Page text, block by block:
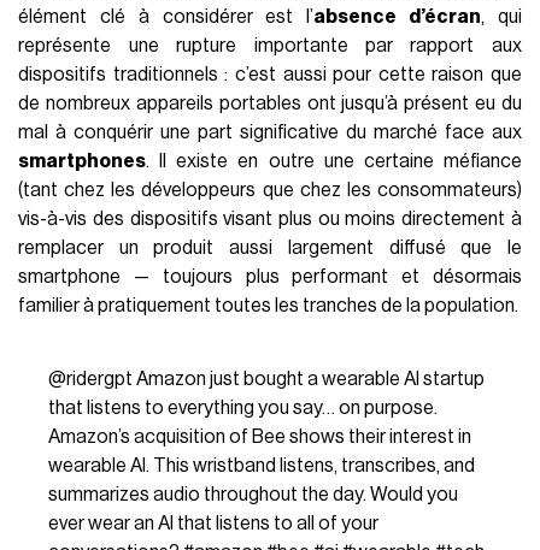
élément clé à considérer est l’absence d’écran, qui
représente une rupture importante par rapport aux
dispositifs traditionnels : c’est aussi pour cette raison que
de nombreux appareils portables ont jusqu’à présent eu du
mal à conquérir une part significative du marché face aux
smartphones. Il existe en outre une certaine méfiance
(tant chez les développeurs que chez les consommateurs)
vis-à-vis des dispositifs visant plus ou moins directement à
remplacer un produit aussi largement diffusé que le
smartphone — toujours plus performant et désormais
familier à pratiquement toutes les tranches de la population.
@ridergpt Amazon just bought a wearable AI startup
that listens to everything you say… on purpose.
Amazon’s acquisition of Bee shows their interest in
wearable AI. This wristband listens, transcribes, and
summarizes audio throughout the day. Would you
ever wear an AI that listens to all of your